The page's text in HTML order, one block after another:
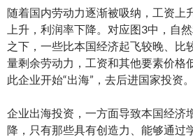
随着国内劳动力逐渐被吸纳，工资上
上升，利润率下降。对应图3中，自
之下，一些比本国经济起飞较晚、比
量剩余劳动力，工资和其他要素价格
此企业开始“出海”，去后进国家投资。
企业出海投资，一方面导致本国经济
降，只有那些具有创造力、能够通过